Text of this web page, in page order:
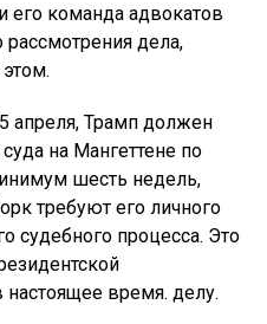
его команда адвокатов
рассмотрения дела,
апреля, Трамп должен
на Мангеттене по
шесть недель,
требуют его личного
судебного процесса. Это
время. делу.